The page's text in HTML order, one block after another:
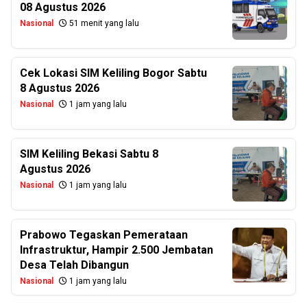
08 Agustus 2026
Nasional 51 menit yang lalu
Cek Lokasi SIM Keliling Bogor Sabtu
8 Agustus 2026
Nasional 1 jam yang lalu
SIM Keliling Bekasi Sabtu 8
Agustus 2026
Nasional 1 jam yang lalu
Prabowo Tegaskan Pemerataan
Infrastruktur, Hampir 2.500 Jembatan
Desa Telah Dibangun
Nasional 1 jam yang lalu